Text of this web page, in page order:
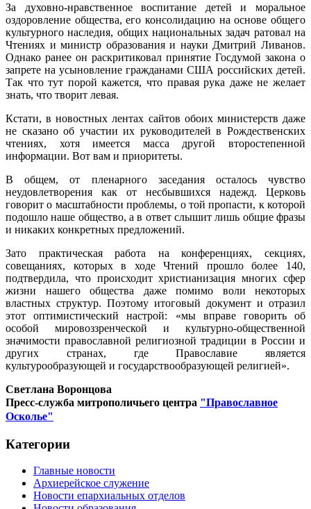
За духовно-нравственное воспитание детей и моральное
оздоровление общества, его консолидацию на основе общего
культурного наследия, общих национальных задач ратовал на
Чтениях и министр образования и науки Дмитрий Ливанов.
Однако ранее он раскритиковал принятие Госдумой закона о
запрете на усыновление гражданами США российских детей.
Так что тут порой кажется, что правая рука даже не желает
знать, что творит левая.
Кстати, в новостных лентах сайтов обоих министерств даже
не сказано об участии их руководителей в Рождественских
чтениях, хотя имеется масса другой второстепенной
информации. Вот вам и приоритеты.
В общем, от пленарного заседания осталось чувство
неудовлетворения как от несбывшихся надежд. Церковь
говорит о масштабности проблемы, о той пропасти, к которой
подошло наше общество, а в ответ слышит лишь общие фразы
и никаких конкретных предложений.
Зато практическая работа на конференциях, секциях,
совещаниях, которых в ходе Чтений прошло более 140,
подтвердила, что происходит христианизация многих сфер
жизни нашего общества даже помимо воли некоторых
властных структур. Поэтому итоговый документ и отразил
этот оптимистический настрой: «мы вправе говорить об
особой мировоззренческой и культурно-общественной
значимости православной религиозной традиции в России и
других странах, где Православие является
культурообразующей и государствообразующей религией».
Светлана Воронцова
Пресс-служба митрополичьего центра "Православное
Осколье"
Категории
Главные новости
Архиерейское служение
Новости епархиальных отделов